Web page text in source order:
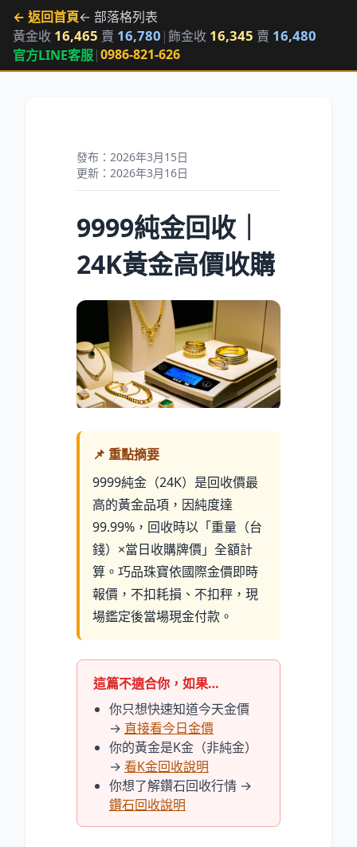
← 返回首頁← 部落格列表
黃金收 16,465 賣 16,780 |飾金收 16,345 賣 16,480
官方LINE客服|0986-821-626
發布：2026年3月15日
更新：2026年3月16日
9999純金回收｜
24K黃金高價收購
📌 重點摘要
9999純金（24K）是回收價最
高的黃金品項，因純度達
99.99% ，回收時以「重量（台
錢）×當日收購牌價」全額計
算。巧品珠寶依國際金價即時
報價，不扣耗損、不扣秤，現
場鑑定後當場現金付款。
這篇不適合你，如果…
你只想快速知道今天金價
→ 直接看今日金價
你的黃金是K金（非純金）
→ 看K金回收說明
你想了解鑽石回收行情 →
鑽石回收說明